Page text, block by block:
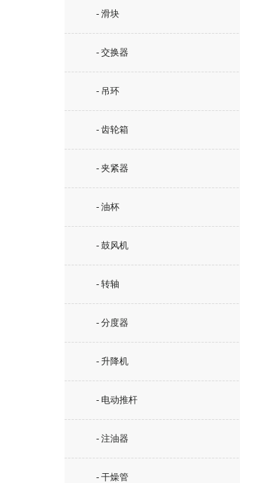
- 滑块
- 交换器
- 吊环
- 齿轮箱
- 夹紧器
- 油杯
- 鼓风机
- 转轴
- 分度器
- 升降机
- 电动推杆
- 注油器
- 干燥管